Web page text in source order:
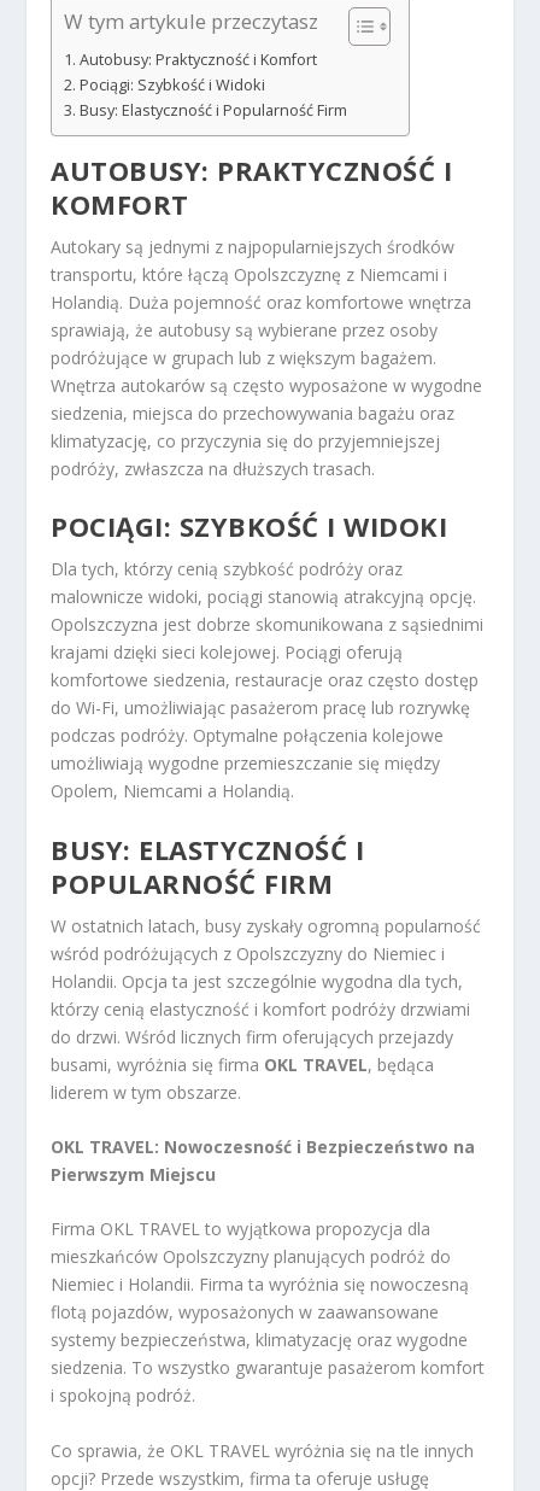
W tym artykule przeczytasz
Autobusy: Praktyczność i Komfort
Pociągi: Szybkość i Widoki
Busy: Elastyczność i Popularność Firm
AUTOBUSY: PRAKTYCZNOŚĆ I
KOMFORT
Autokary są jednymi z najpopularniejszych środków
transportu, które łączą Opolszczyznę z Niemcami i
Holandią. Duża pojemność oraz komfortowe wnętrza
sprawiają, że autobusy są wybierane przez osoby
podróżujące w grupach lub z większym bagażem.
Wnętrza autokarów są często wyposażone w wygodne
siedzenia, miejsca do przechowywania bagażu oraz
klimatyzację, co przyczynia się do przyjemniejszej
podróży, zwłaszcza na dłuższych trasach.
POCIĄGI: SZYBKOŚĆ I WIDOKI
Dla tych, którzy cenią szybkość podróży oraz
malownicze widoki, pociągi stanowią atrakcyjną opcję.
Opolszczyzna jest dobrze skomunikowana z sąsiednimi
krajami dzięki sieci kolejowej. Pociągi oferują
komfortowe siedzenia, restauracje oraz często dostęp
do Wi-Fi, umożliwiając pasażerom pracę lub rozrywkę
podczas podróży. Optymalne połączenia kolejowe
umożliwiają wygodne przemieszczanie się między
Opolem, Niemcami a Holandią.
BUSY: ELASTYCZNOŚĆ I
POPULARNOŚĆ FIRM
W ostatnich latach, busy zyskały ogromną popularność
wśród podróżujących z Opolszczyzny do Niemiec i
Holandii. Opcja ta jest szczególnie wygodna dla tych,
którzy cenią elastyczność i komfort podróży drzwiami
do drzwi. Wśród licznych firm oferujących przejazdy
busami, wyróżnia się firma OKL TRAVEL, będąca
liderem w tym obszarze.
OKL TRAVEL: Nowoczesność i Bezpieczeństwo na
Pierwszym Miejscu
Firma OKL TRAVEL to wyjątkowa propozycja dla
mieszkańców Opolszczyzny planujących podróż do
Niemiec i Holandii. Firma ta wyróżnia się nowoczesną
flotą pojazdów, wyposażonych w zaawansowane
systemy bezpieczeństwa, klimatyzację oraz wygodne
siedzenia. To wszystko gwarantuje pasażerom komfort
i spokojną podróż.
Co sprawia, że OKL TRAVEL wyróżnia się na tle innych
opcji? Przede wszystkim, firma ta oferuje usługę